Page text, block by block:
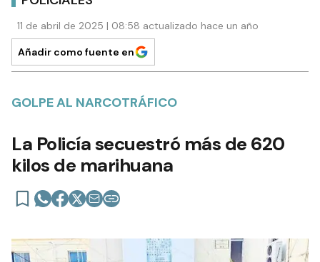
11 de abril de 2025 | 08:58 actualizado hace un año
Añadir como fuente en
GOLPE AL NARCOTRÁFICO
La Policía secuestró más de 620
kilos de marihuana